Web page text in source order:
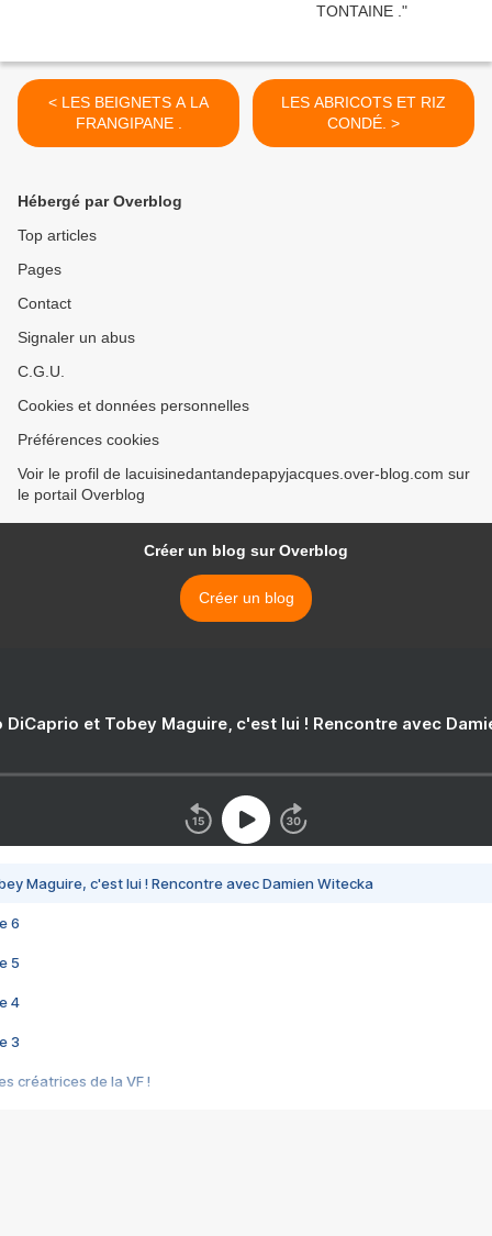
< LES BEIGNETS A LA
FRANGIPANE .
LES ABRICOTS ET RIZ
CONDÉ. >
Hébergé par Overblog
Top articles
Pages
Contact
Signaler un abus
C.G.U.
Cookies et données personnelles
Préférences cookies
Voir le profil de lacuisinedantandepapyjacques.over-blog.com sur
le portail Overblog
Créer un blog sur Overblog
Créer un blog
DiCaprio et Tobey Maguire, c'est lui ! Rencontre avec
Maguire, c'est lui ! Rencontre avec Damien Witecka
6
5
4
3
créatrices de la VF !